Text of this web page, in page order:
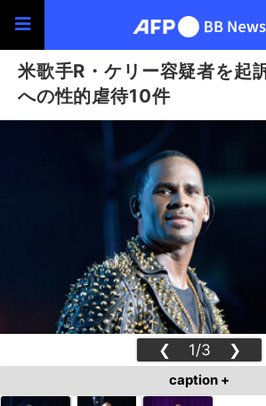
米歌手R・ケリー容疑者を起
への性的虐待10件
❮ 1/3 ❯
caption +